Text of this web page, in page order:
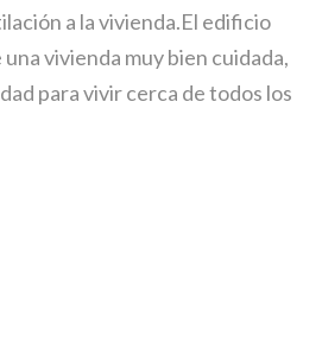
a la vivienda.El edificio
vivienda muy bien cuidada,
para vivir cerca de todos los